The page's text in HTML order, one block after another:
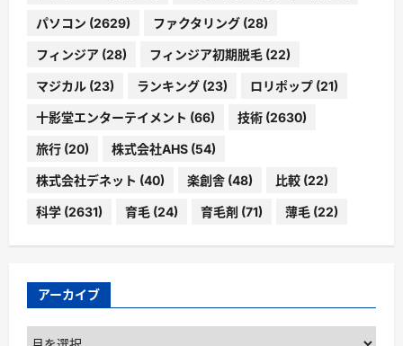
パソコン (2629) ファクタリング (28)
フィンジア (28) フィンジア初期脱毛 (22)
マジカル (23) ランキング (23) ロリポップ (21)
十影堂エンターテイメント (66) 技術 (2630)
旅行 (20) 株式会社AHS (54)
株式会社デネット (40) 楽創舎 (48) 比較 (22)
科学 (2631) 育毛 (24) 育毛剤 (71) 薄毛 (22)
アーカイブ
ア